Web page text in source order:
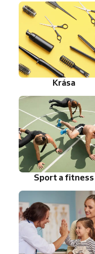
Krása
Sport a fitness